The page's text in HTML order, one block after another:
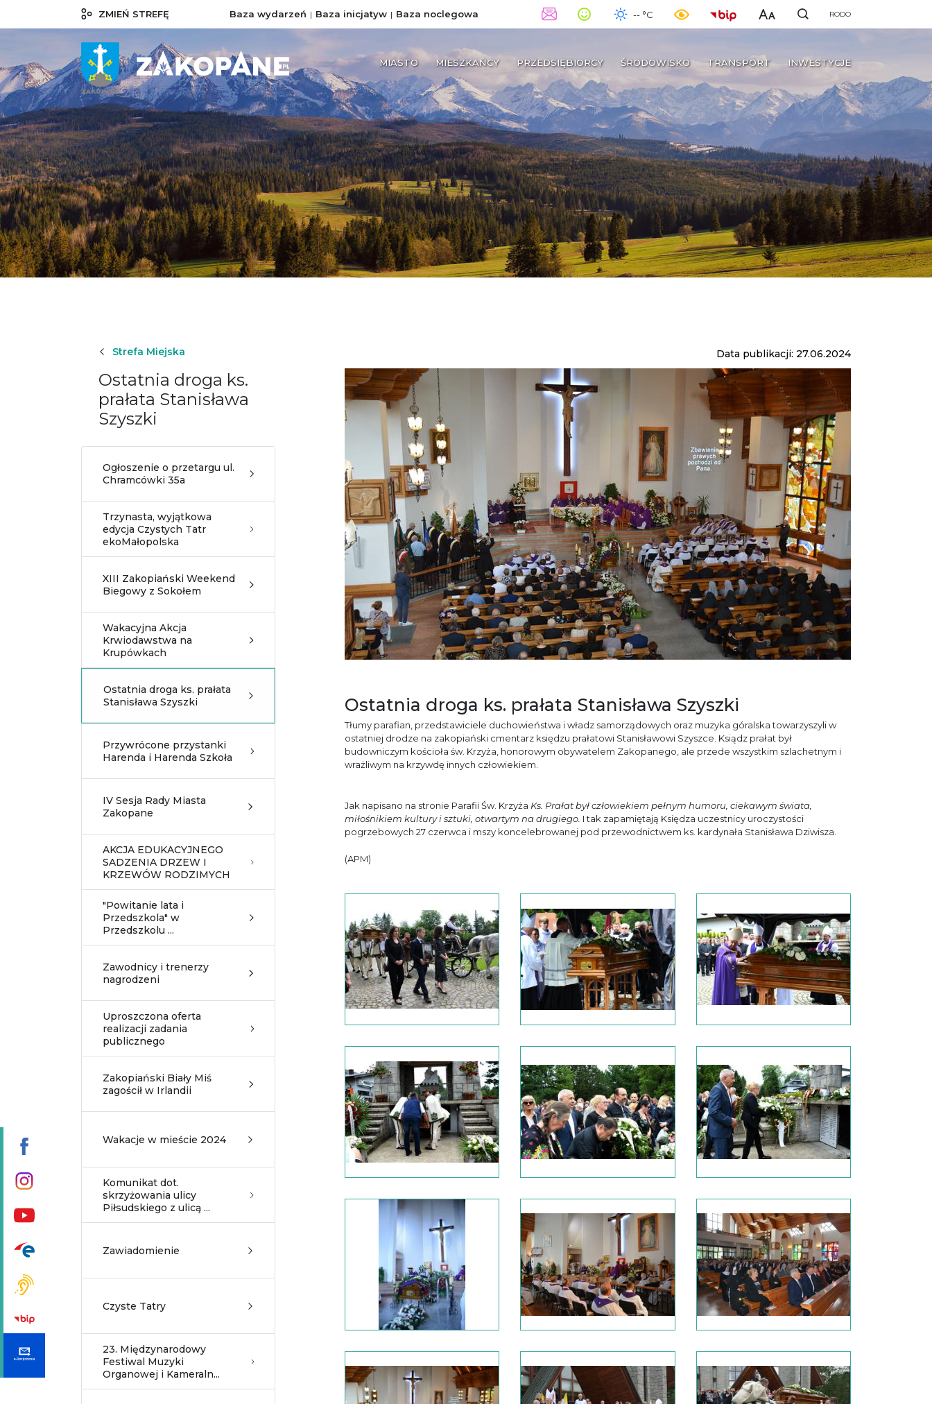
ZMIEŃ STREFĘ Baza wydarzeń Baza inicjatyw Baza noclegowa -- °C RODO
MIASTO MIESZKAŃCY PRZEDSIĘBIORCY ŚRODOWISKO TRANSPORT INWESTYCJE
Strefa Miejska
Ostatnia droga ks.
prałata Stanisława
Szyszki
Ogłoszenie o przetargu ul.
Chramcówki 35a
Trzynasta, wyjątkowa
edycja Czystych Tatr
ekoMałopolska
XIII Zakopiański Weekend
Biegowy z Sokołem
Wakacyjna Akcja
Krwiodawstwa na
Krupówkach
Ostatnia droga ks. prałata
Stanisława Szyszki
Przywrócone przystanki
Harenda i Harenda Szkoła
IV Sesja Rady Miasta
Zakopane
AKCJA EDUKACYJNEGO
SADZENIA DRZEW I
KRZEWÓW RODZIMYCH
"Powitanie lata i
Przedszkola" w
Przedszkolu ...
Zawodnicy i trenerzy
nagrodzeni
Uproszczona oferta
realizacji zadania
publicznego
Zakopiański Biały Miś
zagościł w Irlandii
Wakacje w mieście 2024
Komunikat dot.
skrzyżowania ulicy
Piłsudskiego z ulicą ...
Zawiadomienie
Czyste Tatry
23. Międzynarodowy
Festiwal Muzyki
Organowej i Kameraln...
Data publikacji: 27.06.2024
Ostatnia droga ks. prałata Stanisława Szyszki
Tłumy parafian, przedstawiciele duchowieństwa i władz samorządowych oraz muzyka góralska towarzyszyli w
ostatniej drodze na zakopiański cmentarz księdzu prałatowi Stanisławowi Szyszce. Ksiądz prałat był
budowniczym kościoła św. Krzyża, honorowym obywatelem Zakopanego , ale przede wszystkim szlachetnym i
wrażliwym na krzywdę innych człowiekiem.
Jak napisano na stronie Parafii Św. Krzyża Ks. Prałat był człowiekiem pełnym humoru, ciekawym świata,
miłośnikiem kultury i sztuki, otwartym na drugiego. I tak zapamiętają Księdza uczestnicy uroczystości
pogrzebowych 27 czerwca i mszy koncelebrowanej pod przewodnictwem ks. kardynała Stanisława Dziwisza.
(APM)